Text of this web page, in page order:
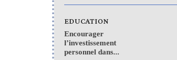
EDUCATION
Encourager
l’investissement
personnel dans...